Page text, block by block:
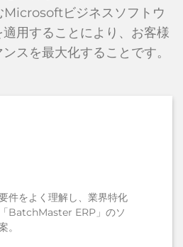
Microsoftビジネスソフトウ
用することにより、お客様
スを最大化することです。
件をよく理解し、業界特化
BatchMaster ERP」のソ
。